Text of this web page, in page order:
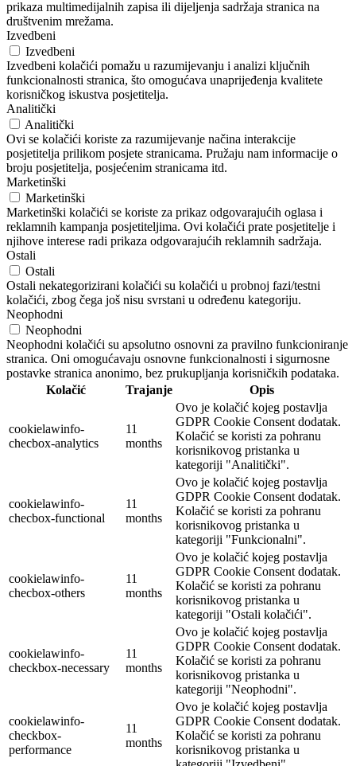
prikaza multimedijalnih zapisa ili dijeljenja sadržaja stranica na
društvenim mrežama.
Izvedbeni
Izvedbeni
Izvedbeni kolačići pomažu u razumijevanju i analizi ključnih
funkcionalnosti stranica, što omogućava unaprijeđenja kvalitete
korisničkog iskustva posjetitelja.
Analitički
Analitički
Ovi se kolačići koriste za razumijevanje načina interakcije
posjetitelja prilikom posjete stranicama. Pružaju nam informacije o
broju posjetitelja, posjećenim stranicama itd.
Marketinški
Marketinški
Marketinški kolačići se koriste za prikaz odgovarajućih oglasa i
reklamnih kampanja posjetiteljima. Ovi kolačići prate posjetitelje i
njihove interese radi prikaza odgovarajućih reklamnih sadržaja.
Ostali
Ostali
Ostali nekategorizirani kolačići su kolačići u probnoj fazi/testni
kolačići, zbog čega još nisu svrstani u određenu kategoriju.
Neophodni
Neophodni
Neophodni kolačići su apsolutno osnovni za pravilno funkcioniranje
stranica. Oni omogućavaju osnovne funkcionalnosti i sigurnosne
postavke stranica anonimo, bez prukupljanja korisničkih podataka.
Kolačić
Trajanje Opis
cookielawinfo-
checbox-analytics
11
months
Ovo je kolačić kojeg postavlja
GDPR Cookie Consent dodatak.
Kolačić se koristi za pohranu
korisnikovog pristanka u
kategoriji "Analitički".
cookielawinfo-
checbox-functional
11
months
Ovo je kolačić kojeg postavlja
GDPR Cookie Consent dodatak.
Kolačić se koristi za pohranu
korisnikovog pristanka u
kategoriji "Funkcionalni".
cookielawinfo-
checbox-others
11
months
Ovo je kolačić kojeg postavlja
GDPR Cookie Consent dodatak.
Kolačić se koristi za pohranu
korisnikovog pristanka u
kategoriji "Ostali kolačići".
cookielawinfo-
checkbox-necessary
11
months
Ovo je kolačić kojeg postavlja
GDPR Cookie Consent dodatak.
Kolačić se koristi za pohranu
korisnikovog pristanka u
kategoriji "Neophodni".
cookielawinfo-
checkbox-
performance
11
months
Ovo je kolačić kojeg postavlja
GDPR Cookie Consent dodatak.
Kolačić se koristi za pohranu
korisnikovog pristanka u